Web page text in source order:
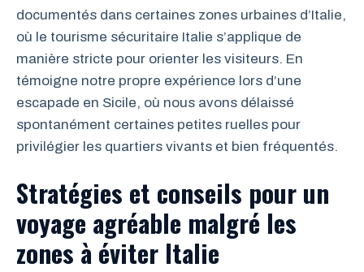
documentés dans certaines zones urbaines d’Italie,
où le tourisme sécuritaire Italie s’applique de
manière stricte pour orienter les visiteurs. En
témoigne notre propre expérience lors d’une
escapade en Sicile, où nous avons délaissé
spontanément certaines petites ruelles pour
privilégier les quartiers vivants et bien fréquentés.
Stratégies et conseils pour un
voyage agréable malgré les
zones à éviter Italie